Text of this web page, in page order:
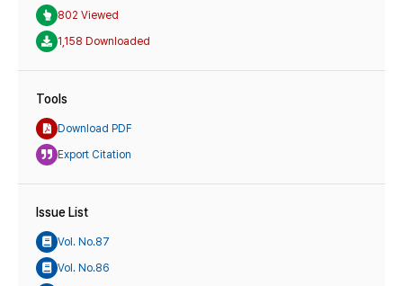
802 Viewed
1,158 Downloaded
Tools
Download PDF
Export Citation
Issue List
Vol. No.87
Vol. No.86